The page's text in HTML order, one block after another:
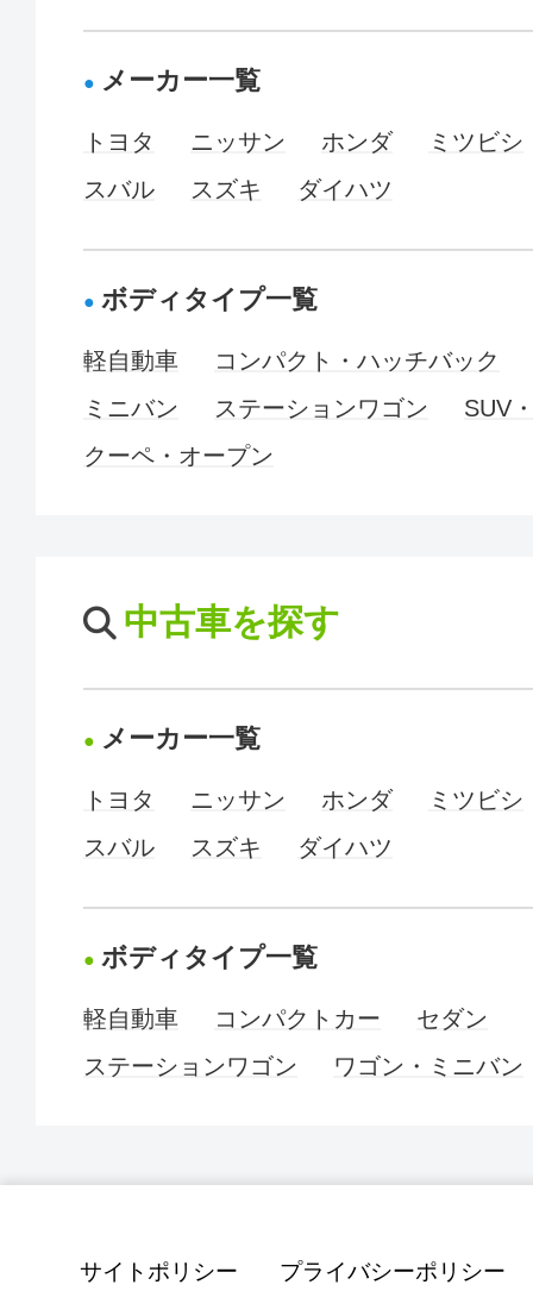
メーカー一覧
トヨタ ニッサン ホンダ
ミツビシ
スバル
スズキ ダイハツ
ボディタイプ一覧
軽自動車
コンパクト・ハッチバック
ミニバン
ステーションワゴン
SUV
クーペ・オープン
中古車を探す
メーカー一覧
トヨタ ニッサン ホンダ
ミツビシ
スバル
スズキ ダイハツ
ボディタイプ一覧
軽自動車 コンパクトカー
セダン
ステーションワゴン
ワゴン・ミニバン
サイトポリシー プライバシーポリシー